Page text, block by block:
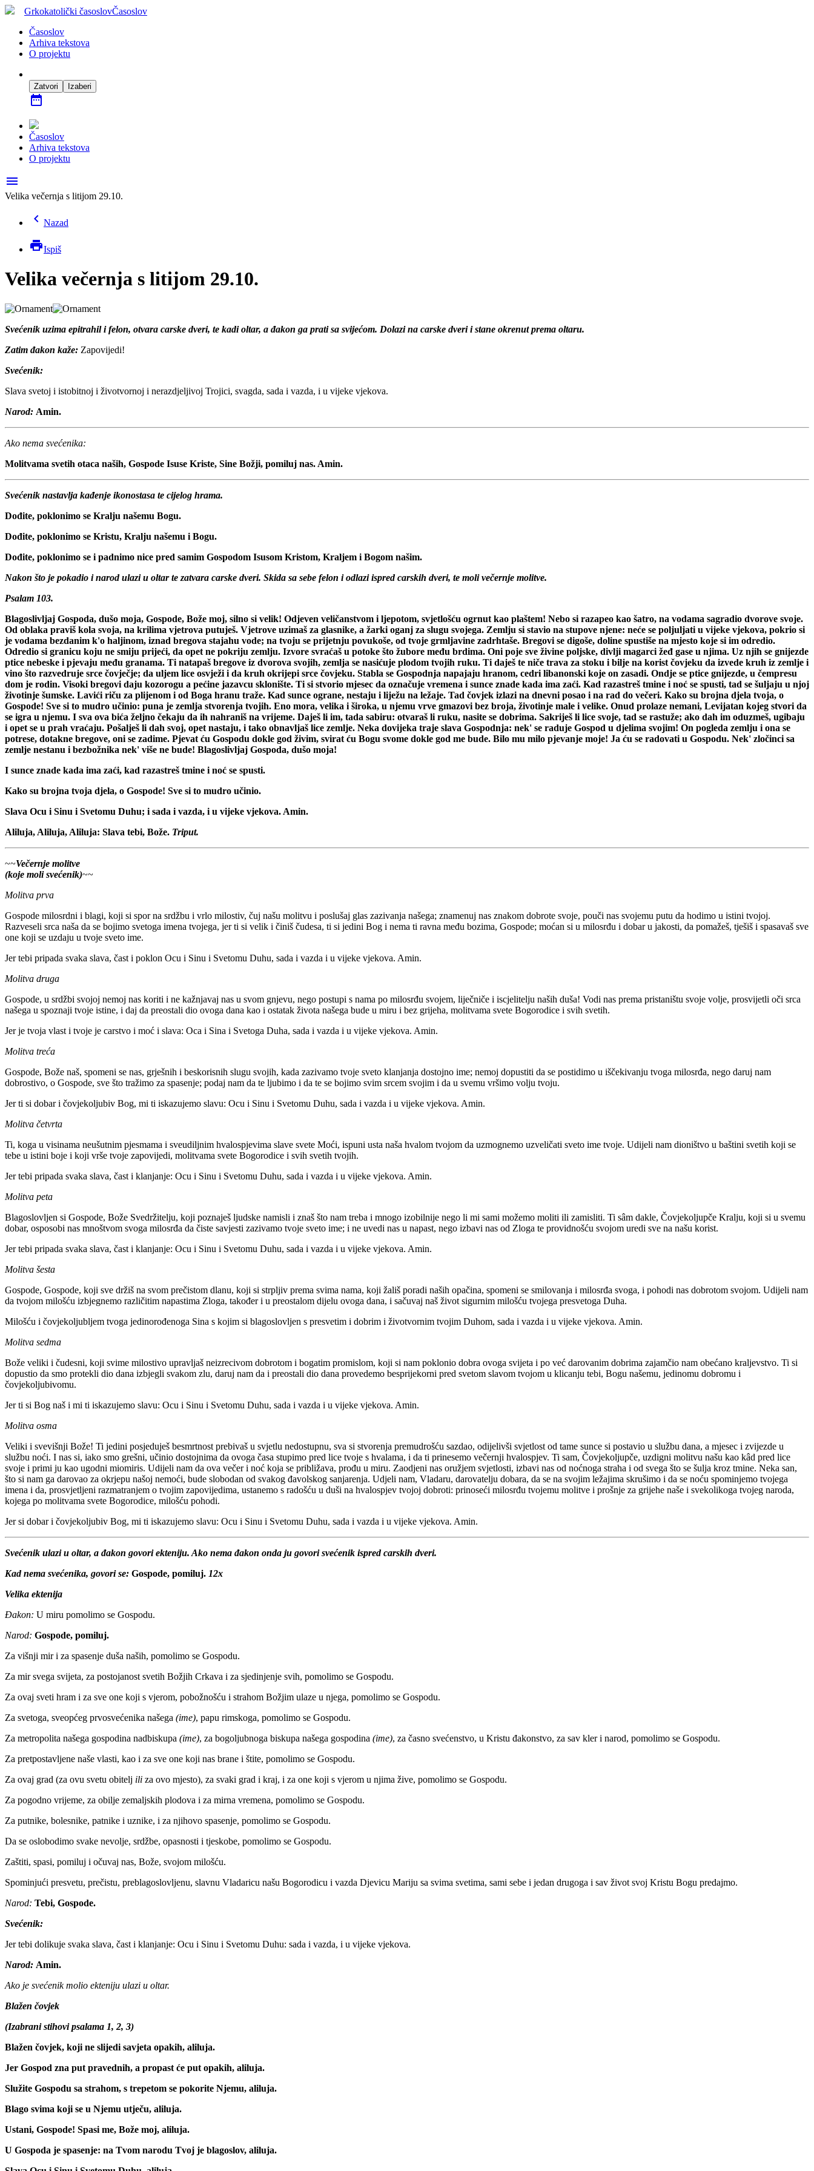
Grkokatolički časoslovČasoslov
Časoslov
Arhiva tekstova
O projektu
Zatvori Izaberi
date_range
Časoslov
Arhiva tekstova
O projektu
menu
Velika večernja s litijom 29.10.
chevron_left Nazad
printIspiš
Velika večernja s litijom 29.10.
Svećenik uzima epitrahil i felon, otvara carske dveri, te kadi oltar, a đakon ga prati sa svijećom. Dolazi na carske dveri i stane okrenut prema oltaru.
Zatim đakon kaže: Zapovijedi!
Svećenik:
Slava svetoj i istobitnoj i životvornoj i nerazdjeljivoj Trojici, svagda, sada i vazda, i u vijeke vjekova.
Narod: Amin.
Ako nema svećenika:
Molitvama svetih otaca naših, Gospode Isuse Kriste, Sine Božji, pomiluj nas. Amin.
Svećenik nastavlja kađenje ikonostasa te cijelog hrama.
Dođite, poklonimo se Kralju našemu Bogu.
Dođite, poklonimo se Kristu, Kralju našemu i Bogu.
Dođite, poklonimo se i padnimo nice pred samim Gospodom Isusom Kristom, Kraljem i Bogom našim.
Nakon što je pokadio i narod ulazi u oltar te zatvara carske dveri. Skida sa sebe felon i odlazi ispred carskih dveri, te moli večernje molitve.
Psalam 103.
Blagoslivljaj Gospoda, dušo moja, Gospode, Bože moj, silno si velik! Odjeven veličanstvom i ljepotom, svjetlošću ogrnut kao plaštem! Nebo si razapeo kao šatro, na vodama sagradio dvorove svoje.
Od oblaka praviš kola svoja, na krilima vjetrova putuješ. Vjetrove uzimaš za glasnike, a žarki oganj za slugu svojega. Zemlju si stavio na stupove njene: neće se poljuljati u vijeke vjekova, pokrio si
je vodama bezdanim k'o haljinom, iznad bregova stajahu vode; na tvoju se prijetnju povukoše, od tvoje grmljavine zadrhtaše. Bregovi se digoše, doline spustiše na mjesto koje si im odredio.
Odredio si granicu koju ne smiju prijeći, da opet ne pokriju zemlju. Izvore svraćaš u potoke što žubore među brdima. Oni poje sve živine poljske, divlji magarci žeđ gase u njima. Uz njih se gnijezde
ptice nebeske i pjevaju među granama. Ti natapaš bregove iz dvorova svojih, zemlja se nasićuje plodom tvojih ruku. Ti daješ te niče trava za stoku i bilje na korist čovjeku da izvede kruh iz zemlje i
vino što razvedruje srce čovječje; da uljem lice osvježi i da kruh okrijepi srce čovjeku. Stabla se Gospodnja napajaju hranom, cedri libanonski koje on zasadi. Ondje se ptice gnijezde, u čempresu
dom je rodin. Visoki bregovi daju kozorogu a pećine jazavcu sklonište. Ti si stvorio mjesec da označuje vremena i sunce znade kada ima zaći. Kad razastreš tmine i noć se spusti, tad se šuljaju u njoj
životinje šumske. Lavići riču za plijenom i od Boga hranu traže. Kad sunce ograne, nestaju i liježu na ležaje. Tad čovjek izlazi na dnevni posao i na rad do večeri. Kako su brojna djela tvoja, o
Gospode! Sve si to mudro učinio: puna je zemlja stvorenja tvojih. Eno mora, velika i široka, u njemu vrve gmazovi bez broja, životinje male i velike. Onud prolaze nemani, Levijatan kojeg stvori da
se igra u njemu. I sva ova bića željno čekaju da ih nahraniš na vrijeme. Daješ li im, tada sabiru: otvaraš li ruku, nasite se dobrima. Sakriješ li lice svoje, tad se rastuže; ako dah im oduzmeš, ugibaju
i opet se u prah vraćaju. Pošalješ li dah svoj, opet nastaju, i tako obnavljaš lice zemlje. Neka dovijeka traje slava Gospodnja: nek' se raduje Gospod u djelima svojim! On pogleda zemlju i ona se
potrese, dotakne bregove, oni se zadime. Pjevat ću Gospodu dokle god živim, svirat ću Bogu svome dokle god me bude. Bilo mu milo pjevanje moje! Ja ću se radovati u Gospodu. Nek' zločinci sa
zemlje nestanu i bezbožnika nek' više ne bude! Blagoslivljaj Gospoda, dušo moja!
I sunce znade kada ima zaći, kad razastreš tmine i noć se spusti.
Kako su brojna tvoja djela, o Gospode! Sve si to mudro učinio.
Slava Ocu i Sinu i Svetomu Duhu; i sada i vazda, i u vijeke vjekova. Amin.
Aliluja, Aliluja, Aliluja: Slava tebi, Bože. Triput.
~~Večernje molitve
(koje moli svećenik)~~
Molitva prva
Gospode milosrdni i blagi, koji si spor na srdžbu i vrlo milostiv, čuj našu molitvu i poslušaj glas zazivanja našega; znamenuj nas znakom dobrote svoje, pouči nas svojemu putu da hodimo u istini tvojoj.
Razveseli srca naša da se bojimo svetoga imena tvojega, jer ti si velik i činiš čudesa, ti si jedini Bog i nema ti ravna među bozima, Gospode; moćan si u milosrđu i dobar u jakosti, da pomažeš, tješiš i spasavaš sve
one koji se uzdaju u tvoje sveto ime.
Jer tebi pripada svaka slava, čast i poklon Ocu i Sinu i Svetomu Duhu, sada i vazda i u vijeke vjekova. Amin.
Molitva druga
Gospode, u srdžbi svojoj nemoj nas koriti i ne kažnjavaj nas u svom gnjevu, nego postupi s nama po milosrđu svojem, liječniče i iscjelitelju naših duša! Vodi nas prema pristaništu svoje volje, prosvijetli oči srca
našega u spoznaji tvoje istine, i daj da preostali dio ovoga dana kao i ostatak života našega bude u miru i bez grijeha, molitvama svete Bogorodice i svih svetih.
Jer je tvoja vlast i tvoje je carstvo i moć i slava: Oca i Sina i Svetoga Duha, sada i vazda i u vijeke vjekova. Amin.
Molitva treća
Gospode, Bože naš, spomeni se nas, grješnih i beskorisnih slugu svojih, kada zazivamo tvoje sveto klanjanja dostojno ime; nemoj dopustiti da se postidimo u iščekivanju tvoga milosrđa, nego daruj nam
dobrostivo, o Gospode, sve što tražimo za spasenje; podaj nam da te ljubimo i da te se bojimo svim srcem svojim i da u svemu vršimo volju tvoju.
Jer ti si dobar i čovjekoljubiv Bog, mi ti iskazujemo slavu: Ocu i Sinu i Svetomu Duhu, sada i vazda i u vijeke vjekova. Amin.
Molitva četvrta
Ti, koga u visinama neušutnim pjesmama i sveudiljnim hvalospjevima slave svete Moći, ispuni usta naša hvalom tvojom da uzmognemo uzveličati sveto ime tvoje. Udijeli nam dioništvo u baštini svetih koji se
tebe u istini boje i koji vrše tvoje zapovijedi, molitvama svete Bogorodice i svih svetih tvojih.
Jer tebi pripada svaka slava, čast i klanjanje: Ocu i Sinu i Svetomu Duhu, sada i vazda i u vijeke vjekova. Amin.
Molitva peta
Blagoslovljen si Gospode, Bože Svedržitelju, koji poznaješ ljudske namisli i znaš što nam treba i mnogo izobilnije nego li mi sami možemo moliti ili zamisliti. Ti sâm dakle, Čovjekoljupče Kralju, koji si u svemu
dobar, osposobi nas mnoštvom svoga milosrđa da čiste savjesti zazivamo tvoje sveto ime; i ne uvedi nas u napast, nego izbavi nas od Zloga te providnošću svojom uredi sve na našu korist.
Jer tebi pripada svaka slava, čast i klanjanje: Ocu i Sinu i Svetomu Duhu, sada i vazda i u vijeke vjekova. Amin.
Molitva šesta
Gospode, Gospode, koji sve držiš na svom prečistom dlanu, koji si strpljiv prema svima nama, koji žališ poradi naših opačina, spomeni se smilovanja i milosrđa svoga, i pohodi nas dobrotom svojom. Udijeli nam
da tvojom milošću izbjegnemo različitim napastima Zloga, također i u preostalom dijelu ovoga dana, i sačuvaj naš život sigurnim milošću tvojega presvetoga Duha.
Milošću i čovjekoljubljem tvoga jedinorođenoga Sina s kojim si blagoslovljen s presvetim i dobrim i životvornim tvojim Duhom, sada i vazda i u vijeke vjekova. Amin.
Molitva sedma
Bože veliki i čudesni, koji svime milostivo upravljaš neizrecivom dobrotom i bogatim promislom, koji si nam poklonio dobra ovoga svijeta i po već darovanim dobrima zajamčio nam obećano kraljevstvo. Ti si
dopustio da smo protekli dio dana izbjegli svakom zlu, daruj nam da i preostali dio dana provedemo besprijekorni pred svetom slavom tvojom u klicanju tebi, Bogu našemu, jedinomu dobromu i
čovjekoljubivomu.
Jer ti si Bog naš i mi ti iskazujemo slavu: Ocu i Sinu i Svetomu Duhu, sada i vazda i u vijeke vjekova. Amin.
Molitva osma
Veliki i svevišnji Bože! Ti jedini posjeduješ besmrtnost prebivaš u svjetlu nedostupnu, sva si stvorenja premudrošću sazdao, odijelivši svjetlost od tame sunce si postavio u službu dana, a mjesec i zvijezde u
službu noći. I nas si, iako smo grešni, učinio dostojnima da ovoga časa stupimo pred lice tvoje s hvalama, i da ti prinesemo večernji hvalospjev. Ti sam, Čovjekoljupče, uzdigni molitvu našu kao kâd pred lice
svoje i primi ju kao ugodni miomiris. Udijeli nam da ova večer i noć koja se približava, prođu u miru. Zaodjeni nas oružjem svjetlosti, izbavi nas od noćnoga straha i od svega što se šulja kroz tmine. Neka san,
što si nam ga darovao za okrjepu našoj nemoći, bude slobodan od svakog đavolskog sanjarenja. Udjeli nam, Vladaru, darovatelju dobara, da se na svojim ležajima skrušimo i da se noću spominjemo tvojega
imena i da, prosvjetljeni razmatranjem o tvojim zapovijedima, ustanemo s radošću u duši na hvalospjev tvojoj dobroti: prinoseći milosrđu tvojemu molitve i prošnje za grijehe naše i svekolikoga tvojeg naroda,
kojega po molitvama svete Bogorodice, milošću pohodi.
Jer si dobar i čovjekoljubiv Bog, mi ti iskazujemo slavu: Ocu i Sinu i Svetomu Duhu, sada i vazda i u vijeke vjekova. Amin.
Svećenik ulazi u oltar, a đakon govori ekteniju. Ako nema đakon onda ju govori svećenik ispred carskih dveri.
Kad nema svećenika, govori se: Gospode, pomiluj. 12x
Velika ektenija
Đakon: U miru pomolimo se Gospodu.
Narod: Gospode, pomiluj.
Za višnji mir i za spasenje duša naših, pomolimo se Gospodu.
Za mir svega svijeta, za postojanost svetih Božjih Crkava i za sjedinjenje svih, pomolimo se Gospodu.
Za ovaj sveti hram i za sve one koji s vjerom, pobožnošću i strahom Božjim ulaze u njega, pomolimo se Gospodu.
Za svetoga, sveopćeg prvosvećenika našega (ime), papu rimskoga, pomolimo se Gospodu.
Za metropolita našega gospodina nadbiskupa (ime), za bogoljubnoga biskupa našega gospodina (ime), za časno svećenstvo, u Kristu đakonstvo, za sav kler i narod, pomolimo se Gospodu.
Za pretpostavljene naše vlasti, kao i za sve one koji nas brane i štite, pomolimo se Gospodu.
Za ovaj grad (za ovu svetu obitelj ili za ovo mjesto), za svaki grad i kraj, i za one koji s vjerom u njima žive, pomolimo se Gospodu.
Za pogodno vrijeme, za obilje zemaljskih plodova i za mirna vremena, pomolimo se Gospodu.
Za putnike, bolesnike, patnike i uznike, i za njihovo spasenje, pomolimo se Gospodu.
Da se oslobodimo svake nevolje, srdžbe, opasnosti i tjeskobe, pomolimo se Gospodu.
Zaštiti, spasi, pomiluj i očuvaj nas, Bože, svojom milošću.
Spominjući presvetu, prečistu, preblagoslovljenu, slavnu Vladaricu našu Bogorodicu i vazda Djevicu Mariju sa svima svetima, sami sebe i jedan drugoga i sav život svoj Kristu Bogu predajmo.
Narod: Tebi, Gospode.
Svećenik:
Jer tebi dolikuje svaka slava, čast i klanjanje: Ocu i Sinu i Svetomu Duhu: sada i vazda, i u vijeke vjekova.
Narod: Amin.
Ako je svećenik molio ekteniju ulazi u oltar.
Blažen čovjek
(Izabrani stihovi psalama 1, 2, 3)
Blažen čovjek, koji ne slijedi savjeta opakih, aliluja.
Jer Gospod zna put pravednih, a propast će put opakih, aliluja.
Služite Gospodu sa strahom, s trepetom se pokorite Njemu, aliluja.
Blago svima koji se u Njemu utječu, aliluja.
Ustani, Gospode! Spasi me, Bože moj, aliluja.
U Gospoda je spasenje: na Tvom narodu Tvoj je blagoslov, aliluja.